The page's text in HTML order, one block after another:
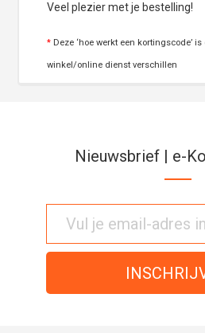
Veel plezier met je bestelling!
* Deze ‘hoe werkt een kortingscode’
winkel/online dienst verschillen
Nieuwsbrief | e-